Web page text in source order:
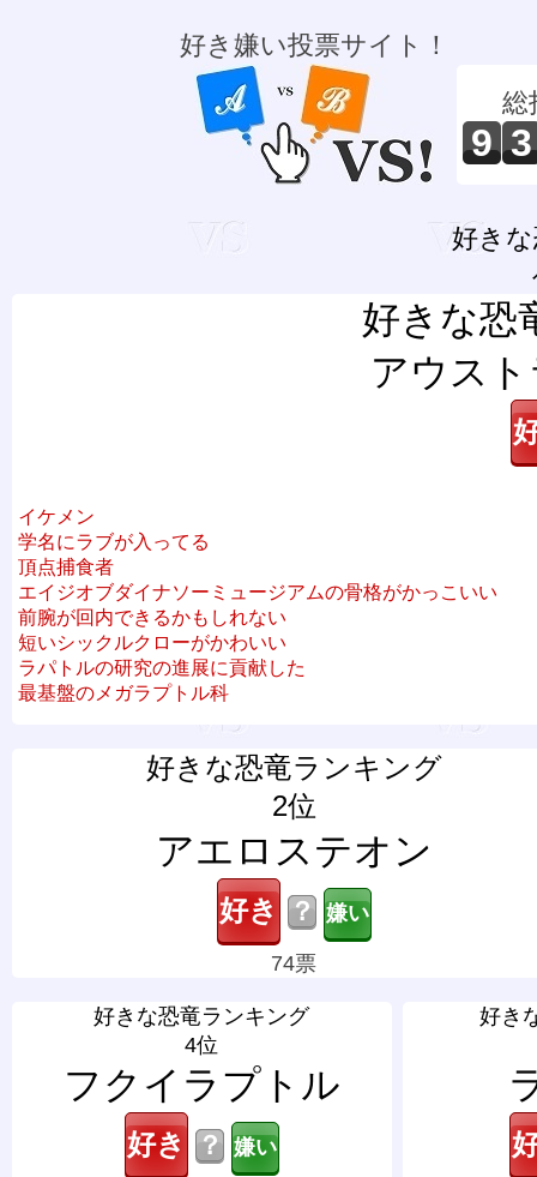
好き嫌い投票サイト！
総
9 3
好き
好きな恐
アウス
イケメン
学名にラブが入ってる
頂点捕食者
エイジオブダイナソーミュージアムの骨格がかっこいい
前腕が回内できるかもしれない
短いシックルクローがかわいい
ラパトルの研究の進展に貢献した
最基盤のメガラプトル科
好きな恐竜ランキング
2位
アエロステオン
？
74票
好きな恐竜ランキング
4位
フクイラプトル
？
好き